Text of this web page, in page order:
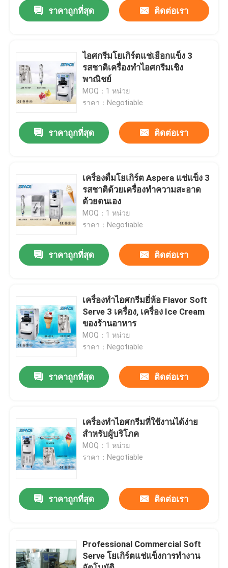
เกี่ยวกับเรา
รายชื่อผู้ติดต่อ
ผลิตภัณฑ์
เครื่องไอศกรีมบนโต๊ะ
เครื่องไอศกรีมเชิงพาณิชย์
เครื่องดื่ม Slush แช่แข็ง
เครื่องไอศกรีมโยเกิร์ต
ราคาถูกที่สุด ติดต่อเรา
ไอศกรีมโยเกิร์ตแช่เยือกแข็ง 3
รสชาติเครื่องทำไอศกรีมเชิง
พาณิชย์
MOQ：1 หน่วย
ราคา：Negotiable
ราคาถูกที่สุด ติดต่อเรา
เครื่องดื่มโยเกิร์ต Aspera แช่แข็ง 3
รสชาติด้วยเครื่องทำความสะอาด
ด้วยตนเอง
MOQ：1 หน่วย
ราคา：Negotiable
ราคาถูกที่สุด ติดต่อเรา
เครื่องทำไอศกรีมยี่ห้อ Flavor Soft
Serve 3 เครื่อง, เครื่อง Ice Cream
ของร้านอาหาร
MOQ：1 หน่วย
ราคา：Negotiable
ราคาถูกที่สุด ติดต่อเรา
เครื่องทำไอศกรีมที่ใช้งานได้ง่าย
สำหรับผู้บริโภค
MOQ：1 หน่วย
ราคา：Negotiable
ราคาถูกที่สุด ติดต่อเรา
Professional Commercial Soft
Serve โยเกิร์ตแช่แข็งการทำงาน